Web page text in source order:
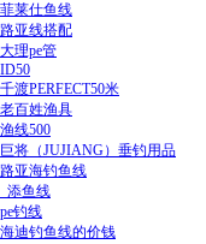
菲莱仕鱼线
路亚线搭配
大理pe管
ID50
千渡PERFECT50米
老百姓渔具
渔线500
巨将（JUJIANG）垂钓用品
路亚海钓鱼线
_添鱼线
pe钓线
海迪钓鱼线的价钱